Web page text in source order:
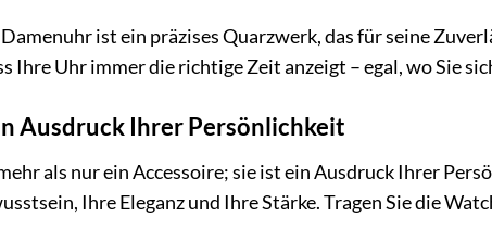
ist ein präzises Quarzwerk, das für seine
Ihre Uhr immer die richtige Zeit anzeigt – egal, wo Sie
Ausdruck Ihrer Persönlichkeit
als nur ein Accessoire; sie ist ein Ausdruck Ihrer
Ihre Eleganz und Ihre Stärke. Tragen Sie die